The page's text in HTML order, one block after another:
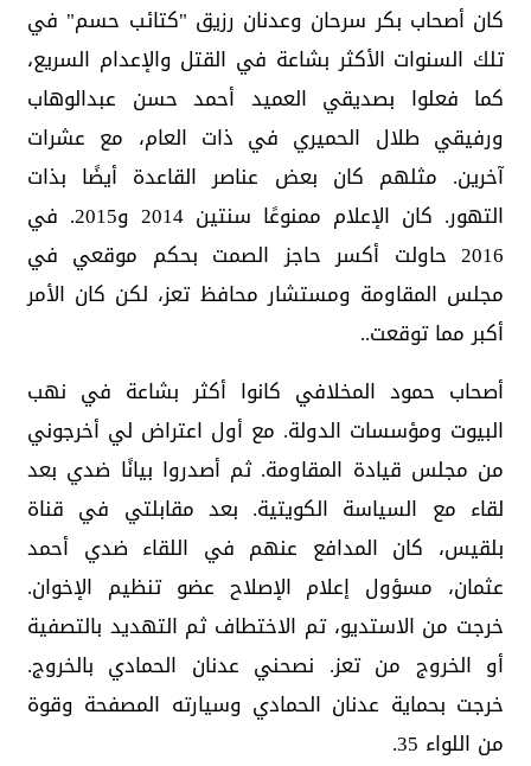
كان أصحاب بكر سرحان وعدنان رزيق "كتائب حسم" في
تلك السنوات الأكثر بشاعة في القتل والإعدام السريع،
كما فعلوا بصديقي العميد أحمد حسن عبدالوهاب
ورفيقي طلال الحميري في ذات العام، مع عشرات
آخرين. مثلهم كان بعض عناصر القاعدة أيضًا بذات
التهور. كان الإعلام ممنوعًا سنتين 2014 و2015. في
2016 حاولت أكسر حاجز الصمت بحكم موقعي في
مجلس المقاومة ومستشار محافظ تعز، لكن كان الأمر
أكبر مما توقعت..
أصحاب حمود المخلافي كانوا أكثر بشاعة في نهب
البيوت ومؤسسات الدولة. مع أول اعتراض لي أخرجوني
من مجلس قيادة المقاومة. ثم أصدروا بيانًا ضدي بعد
لقاء مع السياسة الكويتية. بعد مقابلتي في قناة
بلقيس، كان المدافع عنهم في اللقاء ضدي أحمد
عثمان، مسؤول إعلام الإصلاح عضو تنظيم الإخوان.
خرجت من الاستديو، تم الاختطاف ثم التهديد بالتصفية
أو الخروج من تعز. نصحني عدنان الحمادي بالخروج.
خرجت بحماية عدنان الحمادي وسيارته المصفحة وقوة
من اللواء 35.